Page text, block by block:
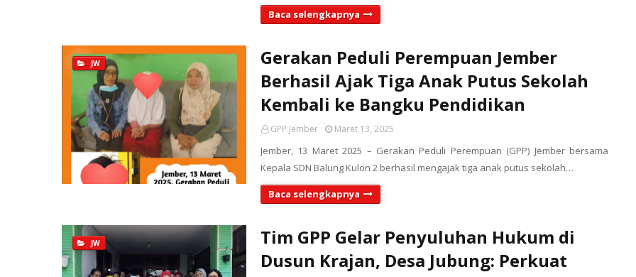
Baca selengkapnya
JW
Gerakan Peduli Perempuan Jember
Berhasil Ajak Tiga Anak Putus Sekolah
Kembali ke Bangku Pendidikan
GPP Jember Maret 13, 2025
Jember, 13 Maret 2025 – Gerakan Peduli Perempuan (GPP) Jember bersama
Kepala SDN Balung Kulon 2 berhasil mengajak tiga anak putus sekolah…
Baca selengkapnya
JW
Tim GPP Gelar Penyuluhan Hukum di
Dusun Krajan, Desa Jubung: Perkuat